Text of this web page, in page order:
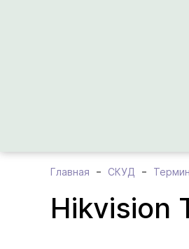
Главная СКУД
Hikvision